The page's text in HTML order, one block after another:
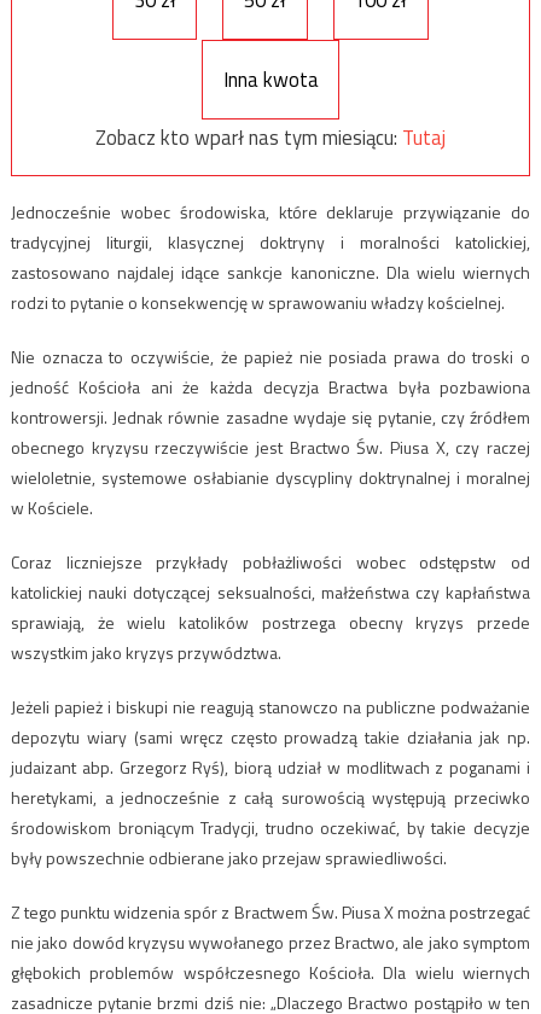
Inna kwota
Zobacz kto wparł nas tym miesiącu: Tutaj
Jednocześnie wobec środowiska, które deklaruje przywiązanie do
tradycyjnej liturgii, klasycznej doktryny i moralności katolickiej,
zastosowano najdalej idące sankcje kanoniczne. Dla wielu wiernych
rodzi to pytanie o konsekwencję w sprawowaniu władzy kościelnej.
Nie oznacza to oczywiście, że papież nie posiada prawa do troski o
jedność Kościoła ani że każda decyzja Bractwa była pozbawiona
kontrowersji. Jednak równie zasadne wydaje się pytanie, czy źródłem
obecnego kryzysu rzeczywiście jest Bractwo Św. Piusa X, czy raczej
wieloletnie, systemowe osłabianie dyscypliny doktrynalnej i moralnej
w Kościele.
Coraz liczniejsze przykłady pobłażliwości wobec odstępstw od
katolickiej nauki dotyczącej seksualności, małżeństwa czy kapłaństwa
sprawiają, że wielu katolików postrzega obecny kryzys przede
wszystkim jako kryzys przywództwa.
Jeżeli papież i biskupi nie reagują stanowczo na publiczne podważanie
depozytu wiary (sami wręcz często prowadzą takie działania jak np.
judaizant abp. Grzegorz Ryś), biorą udział w modlitwach z poganami i
heretykami, a jednocześnie z całą surowością występują przeciwko
środowiskom broniącym Tradycji, trudno oczekiwać, by takie decyzje
były powszechnie odbierane jako przejaw sprawiedliwości.
Z tego punktu widzenia spór z Bractwem Św. Piusa X można postrzegać
nie jako dowód kryzysu wywołanego przez Bractwo, ale jako symptom
głębokich problemów współczesnego Kościoła. Dla wielu wiernych
zasadnicze pytanie brzmi dziś nie: „Dlaczego Bractwo postąpiło w ten